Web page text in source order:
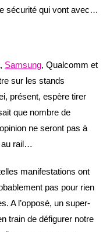
sécurité qui vont avec…
Samsung, Qualcomm et
sur les stands
présent, espère tirer
que nombre de
ne seront pas à
au rail…
manifestations ont
pas pour rien
A l’opposé, un super-
train de défigurer notre